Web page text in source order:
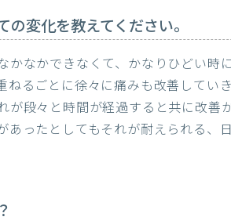
変化を教えてください。
かなかできなくて、かなりひどい時
ねるごとに徐々に痛みも改善してい
が段々と時間が経過すると共に改善
あったとしてもそれが耐えられる、